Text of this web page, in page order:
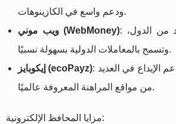
ودعم واسع في الكازينوهات.
ويب موني (WebMoney): منتشرة في العديد من الدول،
وتسمح بالمعاملات الدولية بسهولة نسبيًا.
إيكوبايز (ecoPayz): خدمة دفع دولية تدعم الإيداع في العديد
من مواقع المراهنة المعروفة عالميًا.
مزايا المحافظ الإلكترونية: